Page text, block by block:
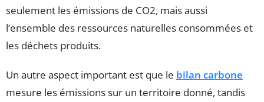
seulement les émissions de CO2, mais aussi
l’ensemble des ressources naturelles consommées et
les déchets produits.
Un autre aspect important est que le bilan carbone
mesure les émissions sur un territoire donné, tandis